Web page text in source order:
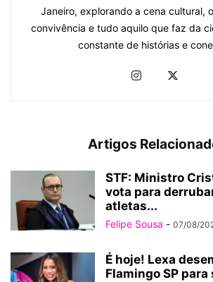
Janeiro, explorando a cena cultural,
convivência e tudo aquilo que faz da
constante de histórias e
Artigos
STF: Ministro
vota para
atletas...
Felipe Sousa - 07/08/
É hoje! Lexa
Flamingo SP para